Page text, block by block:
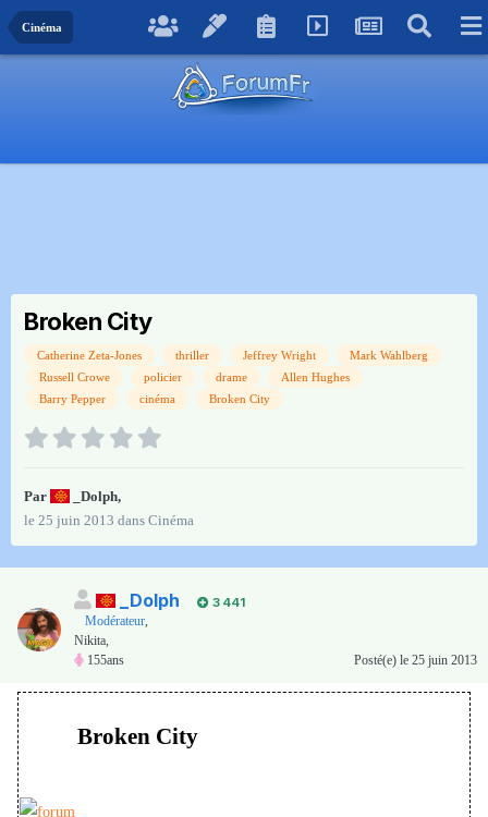
Cinéma
Broken City
Catherine Zeta-Jones thriller Jeffrey Wright
Mark Wahlberg
Russell Crowe
policier drame
Allen Hughes
Barry Pepper
cinéma Broken City
Par _Dolph,
le 25 juin 2013 dans Cinéma
_Dolph
3 441
Modérateur,
Nikita,
155ans
Posté(e) le 25 juin 2013
Broken City